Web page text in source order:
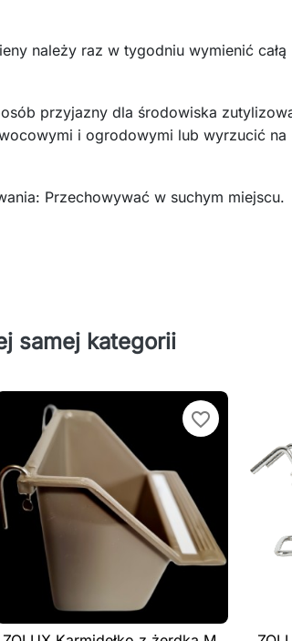
należy raz w tygodniu wymienić całą
przyjazny dla środowiska
i ogrodowymi lub wyrzucić na
Przechowywać w suchym miejscu.
samej kategorii
favorite_border